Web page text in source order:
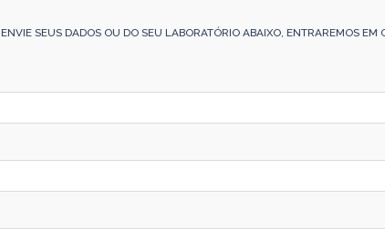
ENVIE SEUS DADOS OU DO SEU LABORATÓRIO ABAIXO, ENTRAREMOS EM